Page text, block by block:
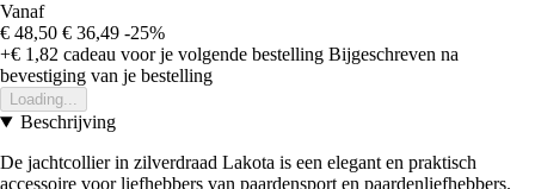
Vanaf
€ 48,50 € 36,49 -25%
+€ 1,82 cadeau voor je volgende bestelling Bijgeschreven na
bevestiging van je bestelling
Loading...
Beschrijving
De jachtcollier in zilverdraad Lakota is een elegant en praktisch
accessoire voor liefhebbers van paardensport en paardenliefhebbers.